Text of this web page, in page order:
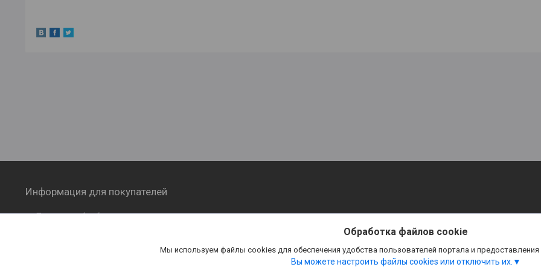
Информация для покупателей
Политика обработки персональных
Обработка файлов cookie
Мы используем файлы cookies для обеспечения удобства пользователей портала и
Вы можете настроить файлы cookies или отключить их.